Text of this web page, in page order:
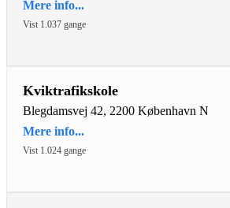
Mere info...
Vist 1.037 gange
Kviktrafikskole
Blegdamsvej 42, 2200 København N
Mere info...
Vist 1.024 gange